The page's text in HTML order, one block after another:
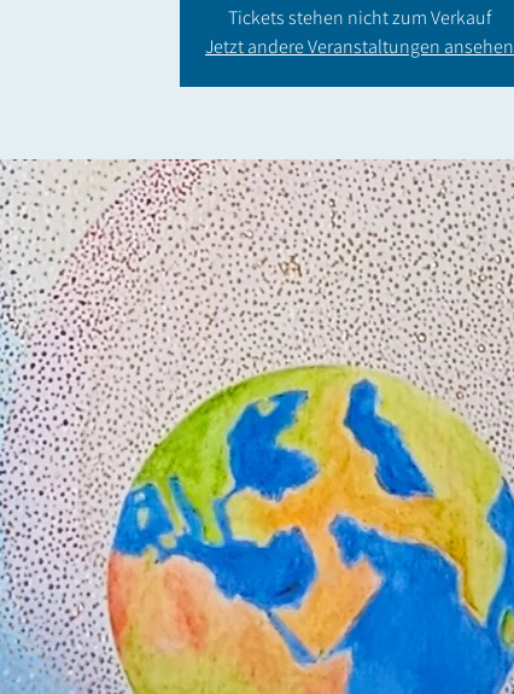
Tickets stehen nicht zum Verkauf
Jetzt andere Veranstaltungen ansehen